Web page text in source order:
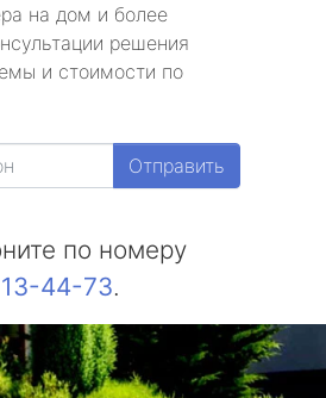
на дом и более
решения
и стоимости по
Отправить
по номеру
44-73.